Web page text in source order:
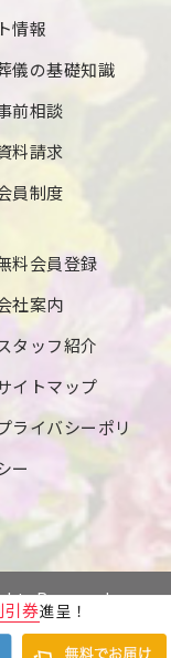
引券進呈！
ト情報
儀の基礎知識
前相談
料請求
員制度
料会員登録
社案内
タッフ紹介
イトマップ
ライバシーポリ
ー
Reserved.